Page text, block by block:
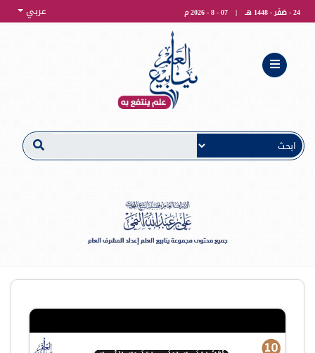
24 - صَفَر - 1448 هـ | 07 - 8 - 2026 م عربي